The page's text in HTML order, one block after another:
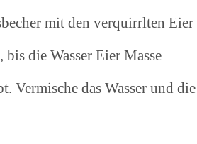
mit den verquirrlten Eier
bis die Wasser Eier Masse
Vermische das Wasser und die